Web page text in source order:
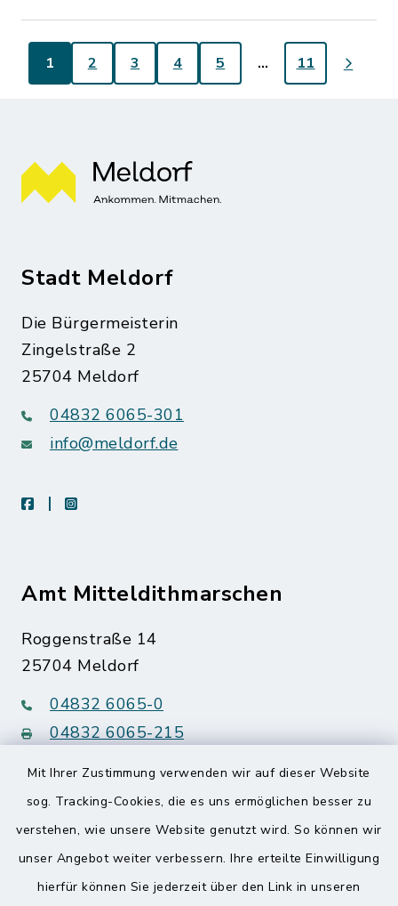
Mit Ihrer Zustimmung verwenden wir auf dieser Website
sog. Tracking-Cookies, die es uns ermöglichen besser zu
verstehen, wie unsere Website genutzt wird. So können wir
unser Angebot weiter verbessern. Ihre erteilte Einwilligung
hierfür können Sie jederzeit über den Link in unseren
1 2 3 4 5 … 11
Stadt Meldorf
Die Bürgermeisterin
Zingelstraße 2
25704 Meldorf
04832 6065-301
info@meldorf.de
facebookinstagram
Amt Mitteldithmarschen
Roggenstraße 14
25704 Meldorf
04832 6065-0
04832 6065-215
Erreichbarkeit Bürgerbüro
Meldorf und Telefonzentrale